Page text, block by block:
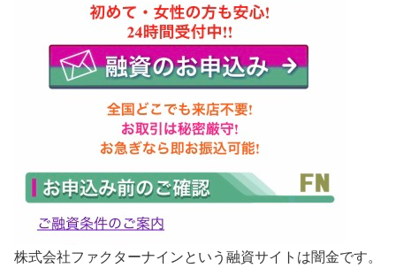
株式会社ファクターナインという融資サイトは闇金です。